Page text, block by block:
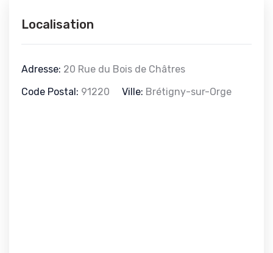
Localisation
Adresse: 20 Rue du Bois de Châtres
Code Postal: 91220 Ville: Brétigny-sur-Orge